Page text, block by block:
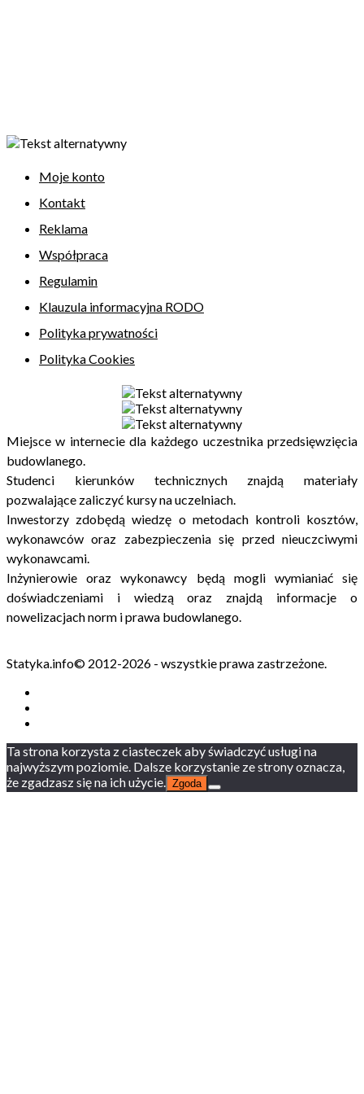
Moje konto
Kontakt
Reklama
Współpraca
Regulamin
Klauzula informacyjna RODO
Polityka prywatności
Polityka Cookies
Miejsce w internecie dla każdego uczestnika przedsięwzięcia
budowlanego.
Studenci kierunków technicznych znajdą materiały
pozwalające zaliczyć kursy na uczelniach.
Inwestorzy zdobędą wiedzę o metodach kontroli kosztów,
wykonawców oraz zabezpieczenia się przed nieuczciwymi
wykonawcami.
Inżynierowie oraz wykonawcy będą mogli wymianiać się
doświadczeniami i wiedzą oraz znajdą informacje o
nowelizacjach norm i prawa budowlanego.
Statyka.info© 2012-2026 - wszystkie prawa zastrzeżone.
Ta strona korzysta z ciasteczek aby świadczyć usługi na
najwyższym poziomie. Dalsze korzystanie ze strony oznacza,
że zgadzasz się na ich użycie. Zgoda